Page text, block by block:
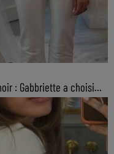
: Gabbriette a choisi...